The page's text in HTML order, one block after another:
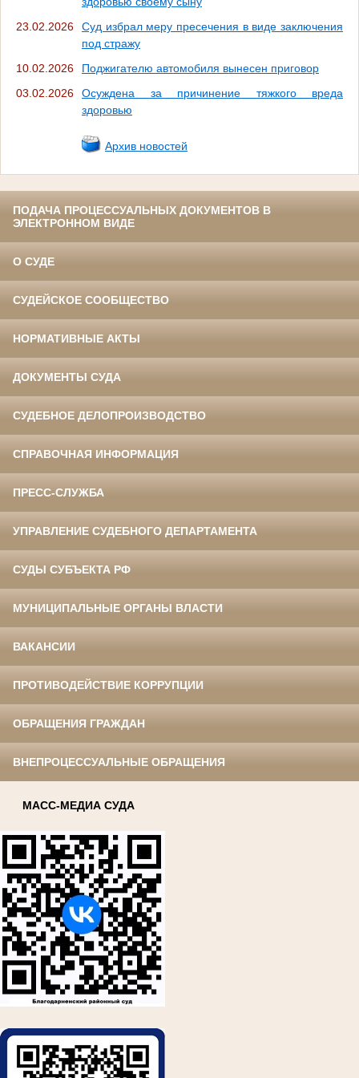
23.02.2026
Суд избрал меру пресечения в виде заключения
под стражу
10.02.2026
Поджигателю автомобиля вынесен приговор
03.02.2026
Осуждена за причинение тяжкого вреда
здоровью
Архив новостей
ПОДАЧА ПРОЦЕССУАЛЬНЫХ ДОКУМЕНТОВ В
ЭЛЕКТРОННОМ ВИДЕ
О СУДЕ
СУДЕЙСКОЕ СООБЩЕСТВО
НОРМАТИВНЫЕ АКТЫ
ДОКУМЕНТЫ СУДА
СУДЕБНОЕ ДЕЛОПРОИЗВОДСТВО
СПРАВОЧНАЯ ИНФОРМАЦИЯ
ПРЕСС-СЛУЖБА
УПРАВЛЕНИЕ СУДЕБНОГО ДЕПАРТАМЕНТА
СУДЫ СУБЪЕКТА РФ
МУНИЦИПАЛЬНЫЕ ОРГАНЫ ВЛАСТИ
ВАКАНСИИ
ПРОТИВОДЕЙСТВИЕ КОРРУПЦИИ
ОБРАЩЕНИЯ ГРАЖДАН
ВНЕПРОЦЕССУАЛЬНЫЕ ОБРАЩЕНИЯ
МАСС-МЕДИА СУДА